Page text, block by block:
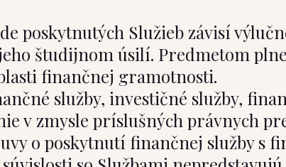
poskytnutých Služieb závisí
študijnom úsilí. Predmetom
finančnej gramotnosti.
služby, investičné služby,
v zmysle príslušných právnych
o poskytnutí finančnej služby s